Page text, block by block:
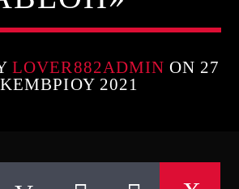
LOVER882ADMIN ON 27
2021